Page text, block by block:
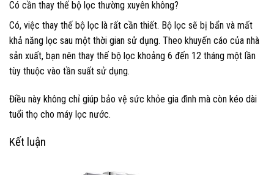
Có cần thay thế bộ lọc thường xuyên không?
Có, việc thay thế bộ lọc là rất cần thiết. Bộ lọc sẽ bị bẩn và mất
khả năng lọc sau một thời gian sử dụng. Theo khuyến cáo của nhà
sản xuất, bạn nên thay thế bộ lọc khoảng 6 đến 12 tháng một lần
tùy thuộc vào tần suất sử dụng.
Điều này không chỉ giúp bảo vệ sức khỏe gia đình mà còn kéo dài
tuổi thọ cho máy lọc nước.
Kết luận